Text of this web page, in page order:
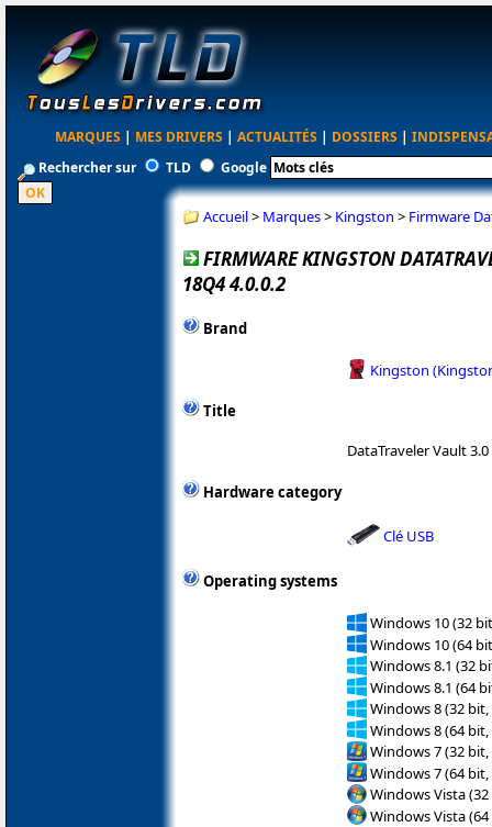
MARQUES | MES DRIVERS | ACTUALITÉS | DOSSIERS |
Rechercher sur
TLD Google
Accueil> Marques> Kingston > Firmware
FIRMWARE KINGSTON
18Q4 4.0.0.2
Brand
Kingston
Title
DataTraveler Vault
Hardware category
Clé USB
Operating systems
Windows 10 (32
Windows 10 (64
Windows 8.1 (32
Windows 8.1 (64
Windows 8 (32 bit,
Windows 8 (64 bit,
Windows 7 (32 bit,
Windows 7 (64 bit,
Windows Vista
Windows Vista